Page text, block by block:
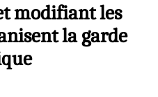
modifiant les
la garde